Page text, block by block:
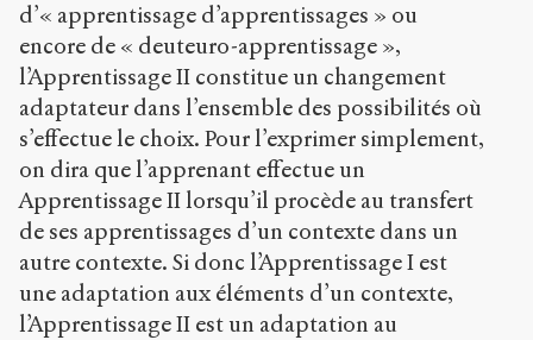
d’« apprentissage d’apprentissages » ou
encore de « deuteuro-apprentissage »,
l’Apprentissage II constitue un changement
adaptateur dans l’ensemble des possibilités où
s’effectue le choix. Pour l’exprimer simplement,
on dira que l’apprenant effectue un
Apprentissage II lorsqu’il procède au transfert
de ses apprentissages d’un contexte dans un
autre contexte. Si donc l’Apprentissage I est
une adaptation aux éléments d’un contexte,
l’Apprentissage II est un adaptation au